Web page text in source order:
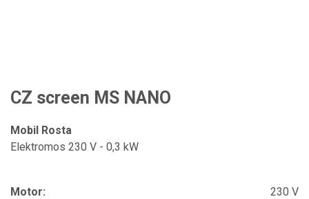
CZ screen MS NANO
Mobil Rosta
Elektromos 230 V - 0,3 kW
Motor:
230 V